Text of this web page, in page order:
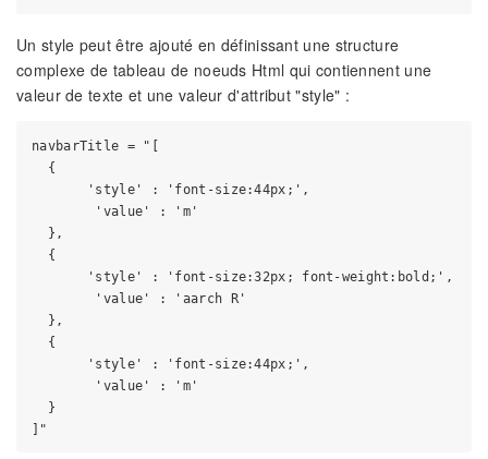
Un style peut être ajouté en définissant une structure
complexe de tableau de noeuds Html qui contiennent une
valeur de texte et une valeur d'attribut "style" :
navbarTitle = "[
  {
       'style' : 'font-size:44px;',
        'value' : 'm'
  },
  {
       'style' : 'font-size:32px; font-weight:bold;',
        'value' : 'aarch R'
  },
  {
       'style' : 'font-size:44px;',
        'value' : 'm'
  }